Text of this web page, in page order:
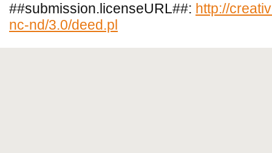
##submission.licenseURL##: http://
nc-nd/3.0/deed.pl